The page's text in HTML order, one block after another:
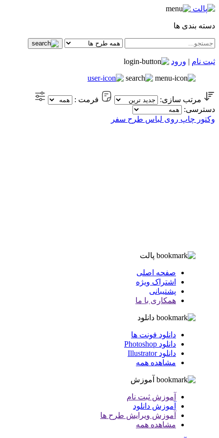
دسته بندی ها
ثبت نام | ورود
مرتب سازی:
فرمت :
دسترسی:
وکتور چاپ روی لباس طرح سفر
پالت
صفحه اصلی
اشتراک ویژه
پشتیبانی
همکاری با ما
دانلود
دانلود فونت ها
دانلود Photoshop
دانلود Illustrator
مشاهده همه
آموزش
آموزش ثبت نام
آموزش دانلود
آموزش ویرایش طرح ها
مشاهده همه